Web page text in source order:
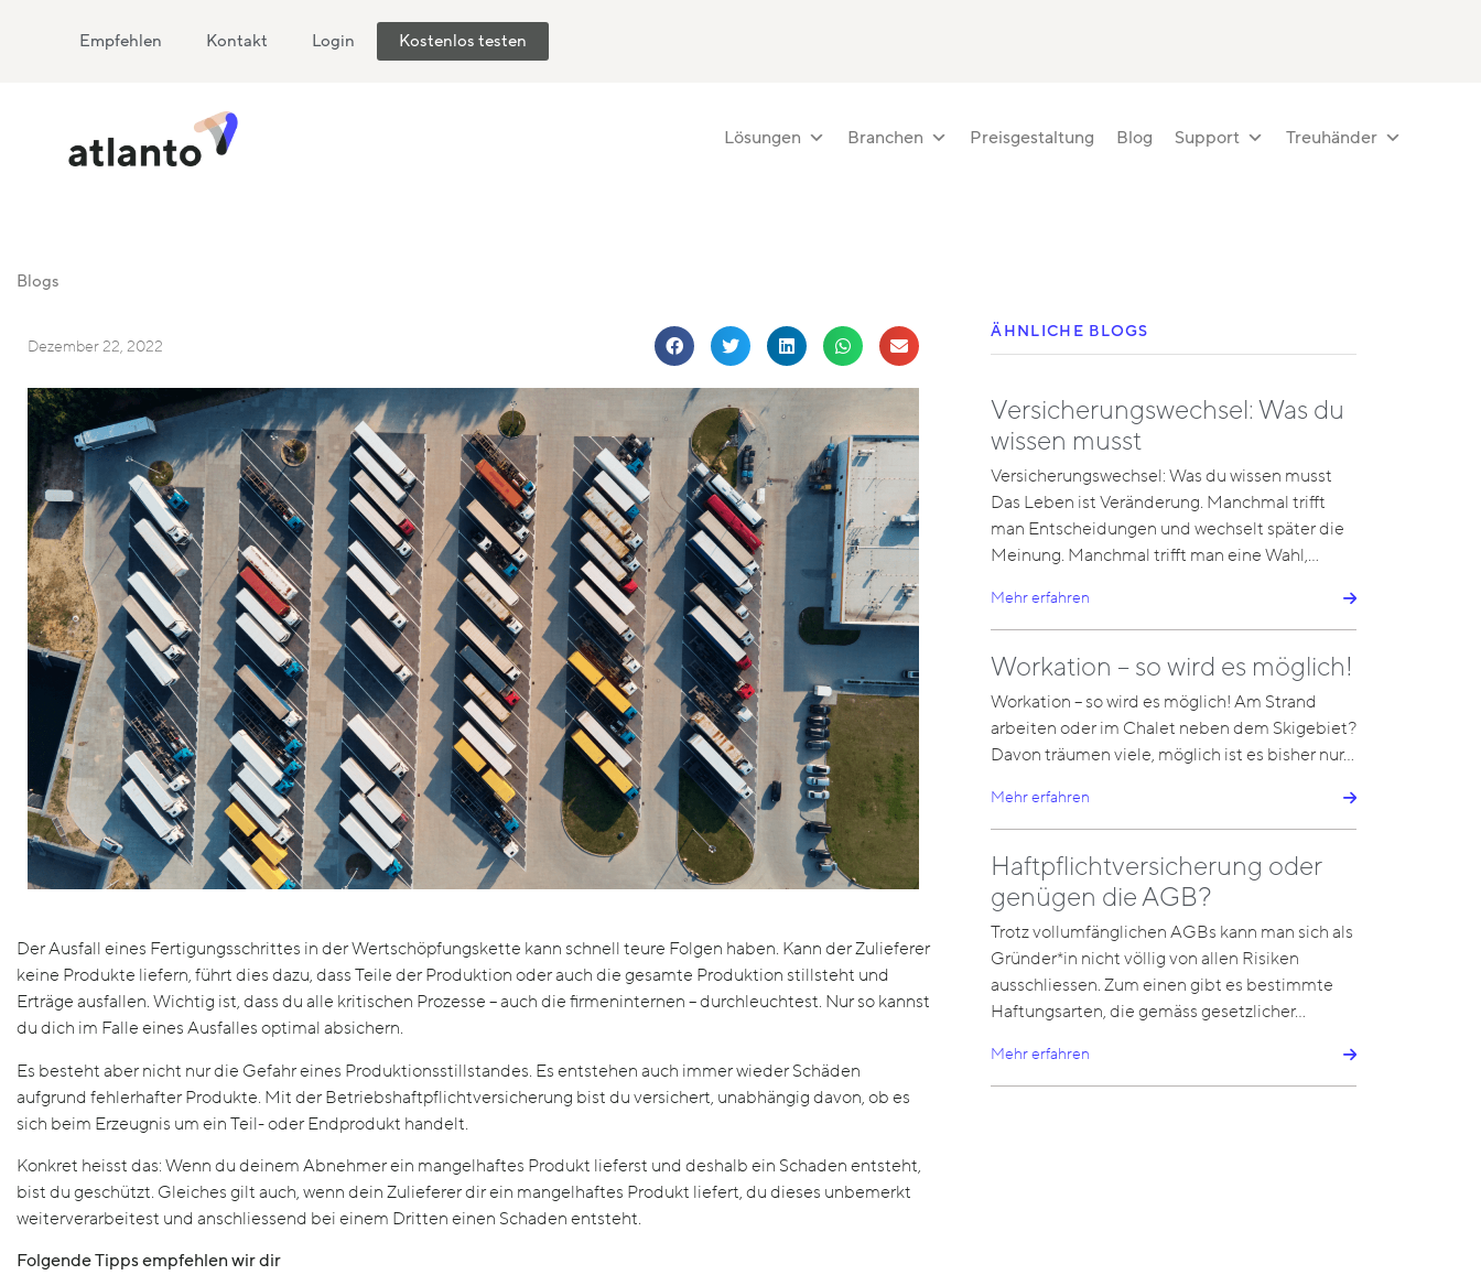
Empfehlen Kontakt Login Kostenlos testen
Lösungen Branchen Preisgestaltung Blog Support Treuhänder
Blogs
Dezember 22, 2022
Der Ausfall eines Fertigungsschrittes in der Wertschöpfungskette kann schnell teure Folgen haben. Kann der Zulieferer
keine Produkte liefern, führt dies dazu, dass Teile der Produktion oder auch die gesamte Produktion stillsteht und
Erträge ausfallen. Wichtig ist, dass du alle kritischen Prozesse – auch die firmeninternen – durchleuchtest. Nur so kannst
du dich im Falle eines Ausfalles optimal absichern.
Es besteht aber nicht nur die Gefahr eines Produktionsstillstandes. Es entstehen auch immer wieder Schäden
aufgrund fehlerhafter Produkte. Mit der Betriebshaftpflichtversicherung bist du versichert, unabhängig davon, ob es
sich beim Erzeugnis um ein Teil- oder Endprodukt handelt.
Konkret heisst das: Wenn du deinem Abnehmer ein mangelhaftes Produkt lieferst und deshalb ein Schaden entsteht,
bist du geschützt. Gleiches gilt auch, wenn dein Zulieferer dir ein mangelhaftes Produkt liefert, du dieses unbemerkt
weiterverarbeitest und anschliessend bei einem Dritten einen Schaden entsteht.
Folgende Tipps empfehlen wir dir
ÄHNLICHE BLOGS
Versicherungswechsel: Was du
wissen musst
Versicherungswechsel: Was du wissen musst
Das Leben ist Veränderung. Manchmal trifft
man Entscheidungen und wechselt später die
Meinung. Manchmal trifft man eine Wahl,…
Mehr erfahren
Workation – so wird es möglich!
Workation – so wird es möglich! Am Strand
arbeiten oder im Chalet neben dem Skigebiet?
Davon träumen viele, möglich ist es bisher nur…
Mehr erfahren
Haftpflichtversicherung oder
genügen die AGB?
Trotz vollumfänglichen AGBs kann man sich als
Gründer*in nicht völlig von allen Risiken
ausschliessen. Zum einen gibt es bestimmte
Haftungsarten, die gemäss gesetzlicher…
Mehr erfahren